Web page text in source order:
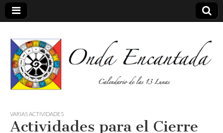
Onda
VARIAS ACTIVIDADES
Actividades para el Cierre